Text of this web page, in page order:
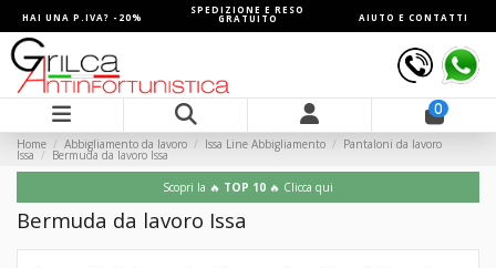
HAI UNA P.IVA? -20%
SPEDIZIONE E RESO
GRATUITO AIUTO E CONTATTI
0
Home Abbigliamento da lavoro Issa Line Abbigliamento Pantaloni da lavoro
Issa Bermuda da lavoro Issa
Scopri la 🔥 TOP 10 🔥 Clicca qui
Bermuda da lavoro Issa